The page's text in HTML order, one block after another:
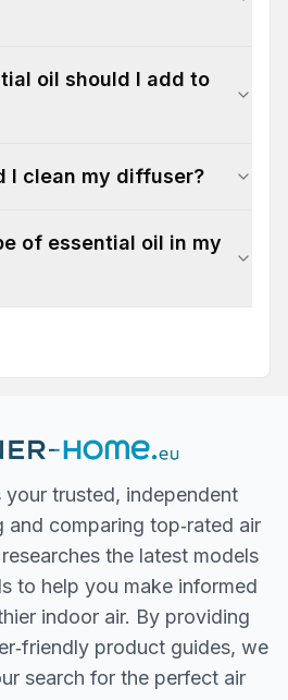
oil should I add to
I clean my diffuser?
of essential oil in my
your trusted, independent
and comparing top‐rated air
the latest models
to help you make informed
indoor air. By providing
product guides, we
search for the perfect air